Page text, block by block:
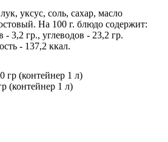
уксус, соль, сахар, масло
На 100 г. блюдо содержит:
- 3,2 гр., углеводов - 23,2 гр.
- 137,2 ккал.
(контейнер 1 л)